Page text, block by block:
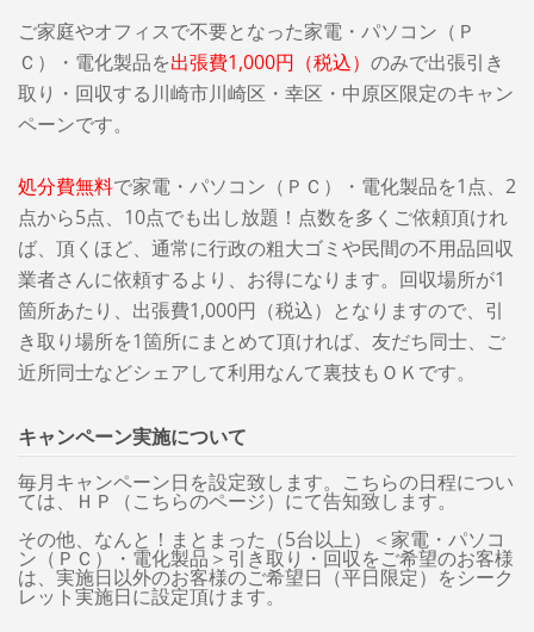
ご家庭やオフィスで不要となった家電・パソコン（Ｐ
Ｃ）・電化製品を出張費1,000円（税込） のみで出張引き
取り・回収する川崎市川崎区・幸区・中原区限定のキャン
ペーンです。
処分費無料で家電・パソコン（ＰＣ）・電化製品を1点、2
点から5点、10点でも出し放題！点数を多くご依頼頂けれ
ば、頂くほど、通常に行政の粗大ゴミや民間の不用品回収
業者さんに依頼するより、お得になります。回収場所が1
箇所あたり、出張費1,000円（税込）となりますので、引
き取り場所を1箇所にまとめて頂ければ、友だち同士、ご
近所同士などシェアして利用なんて裏技もＯＫです。
キャンペーン実施について
毎月キャンペーン日を設定致します。こちらの日程につい
ては、ＨＰ（こちらのページ）にて告知致します。
その他、なんと！まとまった（5台以上）＜家電・パソコ
ン（ＰＣ）・電化製品＞引き取り・回収をご希望のお客様
は、実施日以外のお客様のご希望日（平日限定）をシーク
レット実施日に設定頂けます。